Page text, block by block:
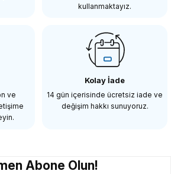
kullanmaktayız.
ve
Kolay İade
14 gün içerisinde ücretsiz iade ve
değişim hakkı sunuyoruz.
Abone Olun!